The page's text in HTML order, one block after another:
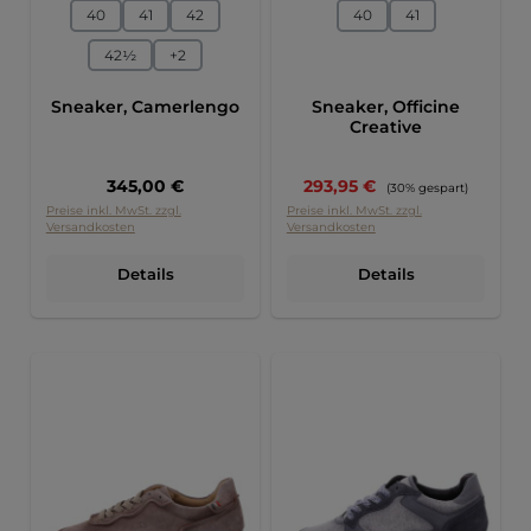
Größe auswählen
40 41 42
42½ +2
Sneaker, Camerlengo
Regulärer Preis:
345,00 €
Preise inkl. MwSt. zzgl.
Versandkosten
Details
auswählen
40 41
Sneaker, Officine
Creative
Verkaufspreis:
293,95 € Regulärer Preis:
(30% gespart)
Preise inkl. MwSt. zzgl.
Versandkosten
Details